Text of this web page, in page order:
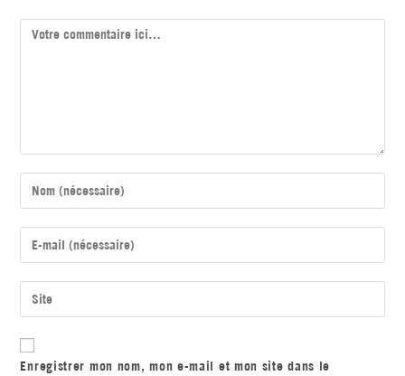
Enregistrer mon nom, mon e-mail et mon site dans le